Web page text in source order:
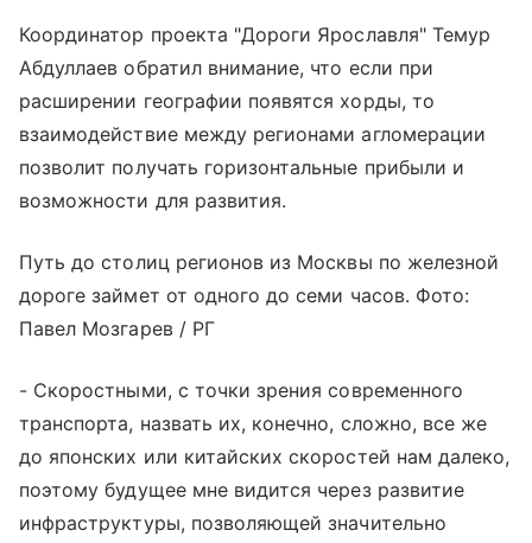
Координатор проекта "Дороги Ярославля" Темур
Абдуллаев обратил внимание, что если при
расширении географии появятся хорды, то
взаимодействие между регионами агломерации
позволит получать горизонтальные прибыли и
возможности для развития.
Путь до столиц регионов из Москвы по железной
дороге займет от одного до семи часов. Фото:
Павел Мозгарев / РГ
- Скоростными, с точки зрения современного
транспорта, назвать их, конечно, сложно, все же
до японских или китайских скоростей нам далеко,
поэтому будущее мне видится через развитие
инфраструктуры, позволяющей значительно